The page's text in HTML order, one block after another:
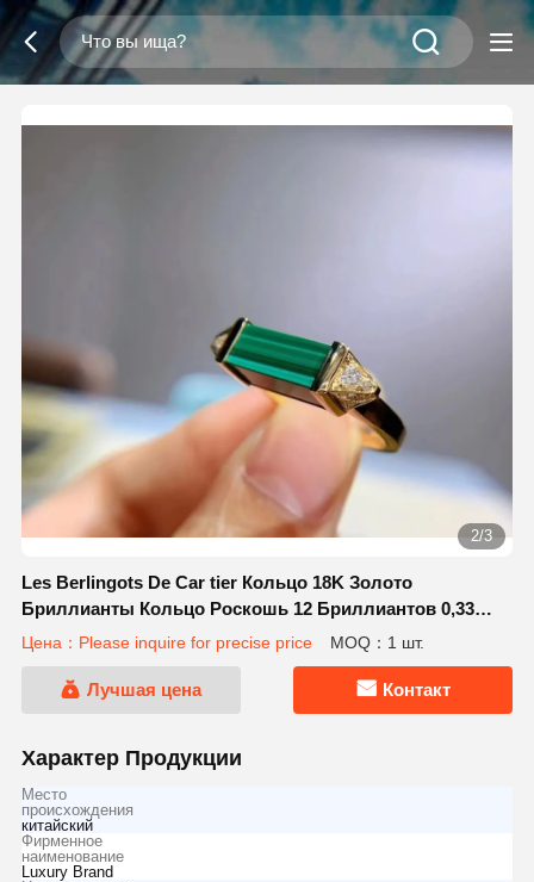
2/3
Les Berlingots De Car tier Кольцо 18K Золото
Бриллианты Кольцо Роскошь 12 Бриллиантов 0,33
карат
Цена：Please inquire for precise price MOQ：1 шт.
Лучшая цена Контакт
Характер Продукции
Место
происхождения
китайский
Фирменное
наименование
Luxury Brand